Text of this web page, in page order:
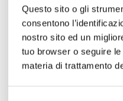
Questo sito o gli
consentono
nostro sito ed un
tuo browser o seguire
materia di trattamento